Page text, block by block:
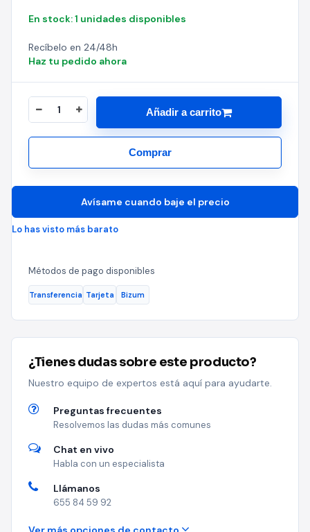
En stock: 1 unidades disponibles
Recíbelo en 24/48h
Haz tu pedido ahora
Añadir a carrito
Comprar
Avísame cuando baje el precio
Lo has visto más barato
Métodos de pago disponibles
Transferencia Tarjeta Bizum
¿Tienes dudas sobre este producto?
Nuestro equipo de expertos está aquí para ayudarte.
Preguntas frecuentes
Resolvemos las dudas más comunes
Chat en vivo
Habla con un especialista
Llámanos
655 84 59 92